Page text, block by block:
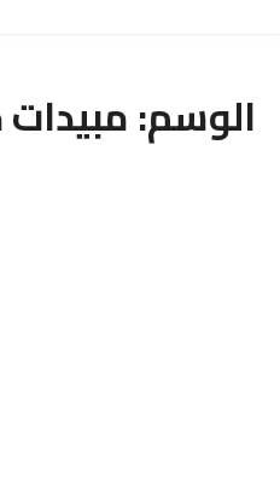
الوسم:مبيدات